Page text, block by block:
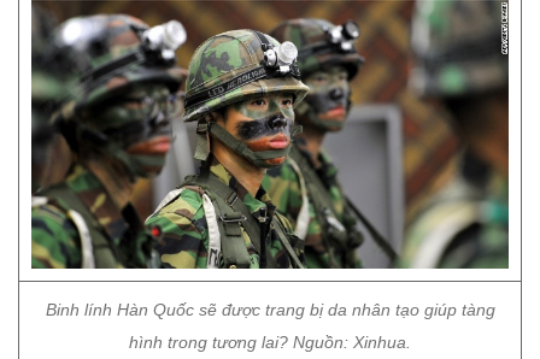
Binh lính Hàn Quốc sẽ được trang bị da nhân tạo giúp tàng
hình trong tương lai? Nguồn: Xinhua.